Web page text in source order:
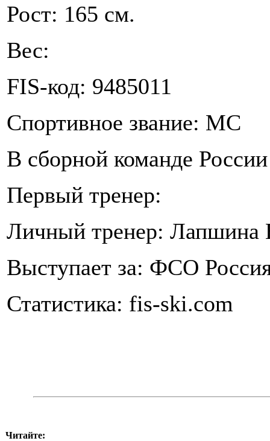
Рост: 165 см.
Вес:
FIS-код: 9485011
Спортивное звание: МС
В сборной команде
Первый тренер:
Личный тренер:
Выступает за: ФСО
Статистика: fis-ski.com
Читайте: